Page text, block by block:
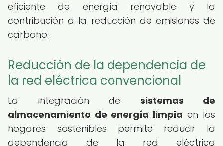
eficiente de energía renovable y la
contribución a la reducción de emisiones de
carbono.
Reducción de la dependencia de
la red eléctrica convencional
La integración de sistemas de
almacenamiento de energía limpia en los
hogares sostenibles permite reducir la
dependencia de la red eléctrica